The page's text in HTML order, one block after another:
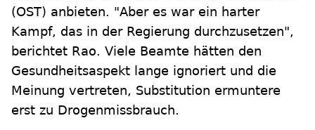
(OST) anbieten. "Aber es war ein harter
Kampf, das in der Regierung durchzusetzen",
berichtet Rao. Viele Beamte hätten den
Gesundheitsaspekt lange ignoriert und die
Meinung vertreten, Substitution ermuntere
erst zu Drogenmissbrauch.